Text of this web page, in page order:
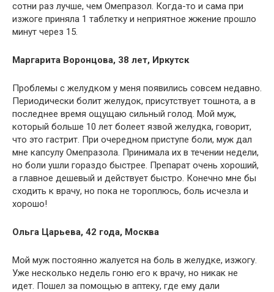
сотни раз лучше, чем Омепразол. Когда-то и сама при
изжоге приняла 1 таблетку и неприятное жжение прошло
минут через 15.
Маргарита Воронцова, 38 лет, Иркутск
Проблемы с желудком у меня появились совсем недавно.
Периодически болит желудок, присутствует тошнота, а в
последнее время ощущаю сильный голод. Мой муж,
который больше 10 лет болеет язвой желудка, говорит,
что это гастрит. При очередном приступе боли, муж дал
мне капсулу Омепразола. Принимала их в течении недели,
но боли ушли гораздо быстрее. Препарат очень хороший,
а главное дешевый и действует быстро. Конечно мне бы
сходить к врачу, но пока не тороплюсь, боль исчезла и
хорошо!
Ольга Царьева, 42 года, Москва
Мой муж постоянно жалуется на боль в желудке, изжогу.
Уже несколько недель гоню его к врачу, но никак не
идет. Пошел за помощью в аптеку, где ему дали